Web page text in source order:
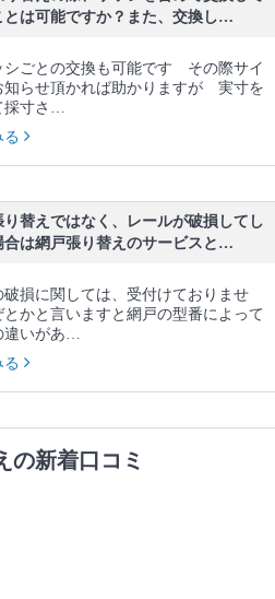
とは可能ですか？また、交換し…
シごとの交換も可能です その際サイ
知らせ頂かれば助かりますが 実寸を
採寸さ…
る
り替えではなく、レールが破損してし
合は網戸張り替えのサービスと…
破損に関しては、受付けておりませ
とかと言いますと網戸の型番によって
違いがあ…
る
の新着口コミ